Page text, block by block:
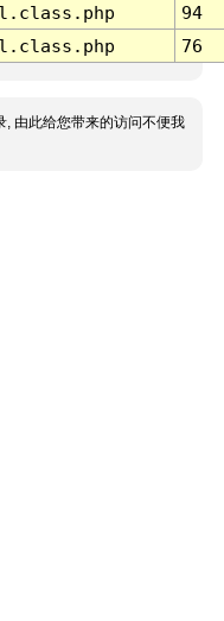
94
76
, 由此给您带来的访问不便我